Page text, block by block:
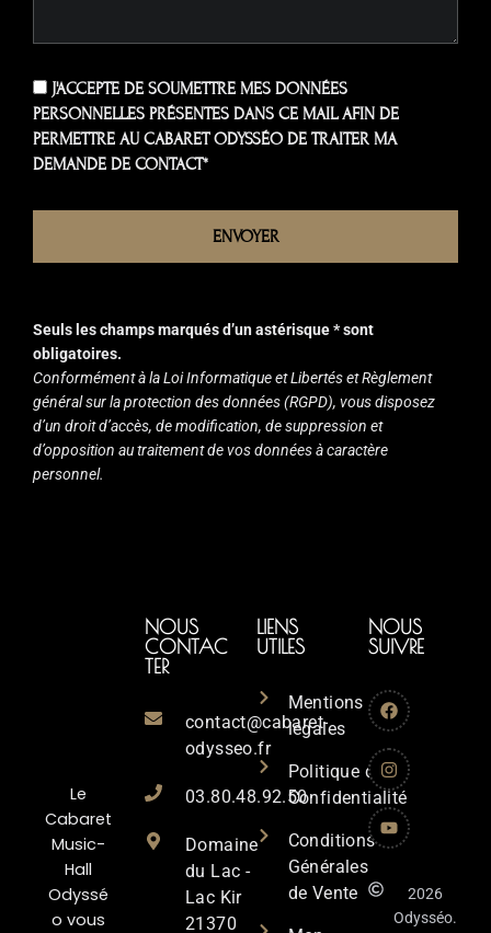
J'ACCEPTE DE SOUMETTRE MES DONNÉES
PERSONNELLES PRÉSENTES DANS CE MAIL AFIN DE
PERMETTRE AU CABARET ODYSSÉO DE TRAITER MA
DEMANDE DE CONTACT*
ENVOYER
Seuls les champs marqués d’un astérisque * sont
obligatoires.
Conformément à la Loi Informatique et Libertés et Règlement
général sur la protection des données (RGPD), vous disposez
d’un droit d’accès, de modification, de suppression et
d’opposition au traitement de vos données à caractère
personnel.
Le
Cabaret
Music-
Hall
Odyssé
o vous
NOUS
CONTAC
TER
contact@cabaret-
odysseo.fr
03.80.48.92.50
Domaine
du Lac -
Lac Kir
21370
LIENS
UTILES
Mentions
légales
Politique de
Confidentialité
Conditions
Générales
de Vente
NOUS
SUIVRE
2026
Odysséo.